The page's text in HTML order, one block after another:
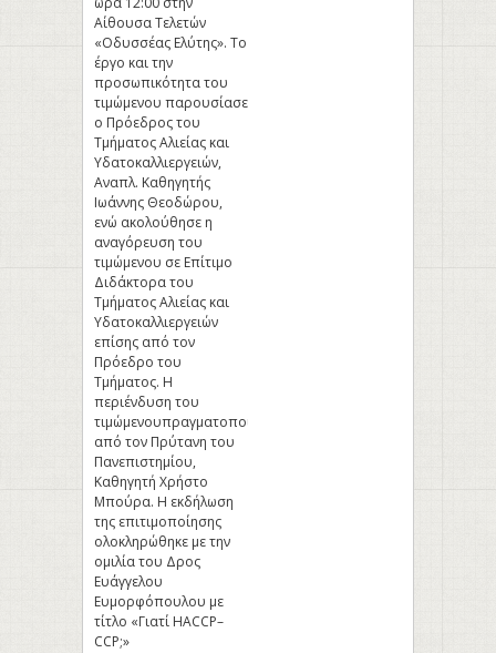
Αίθουσα Τελετών
«Οδυσσέας Ελύτης». Το
έργο και την
προσωπικότητα του
τιμώμενου παρουσίασε
ο Πρόεδρος του
Τμήματος Αλιείας και
Υδατοκαλλιεργειών,
Αναπλ. Καθηγητής
Ιωάννης Θεοδώρου,
ενώ ακολούθησε η
αναγόρευση του
τιμώμενου σε Επίτιμο
Διδάκτορα του
Τμήματος Αλιείας και
Υδατοκαλλιεργειών
επίσης από τον
Πρόεδρο του
Τμήματος. Η
περιένδυση του
τιμώμενουπραγματοποιήθηκε
από τον Πρύτανη του
Πανεπιστημίου,
Καθηγητή Χρήστο
Μπούρα. Η εκδήλωση
της επιτιμοποίησης
ολοκληρώθηκε με την
ομιλία του Δρος
Ευάγγελου
Ευμορφόπουλου με
τίτλο «Γιατί HACCP–
CCP;»